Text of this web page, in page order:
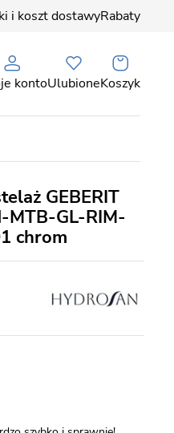
i koszt dostawyRabaty
kontoUlubioneKoszyk
GEBERIT
MTB-GL-RIM-
chrom